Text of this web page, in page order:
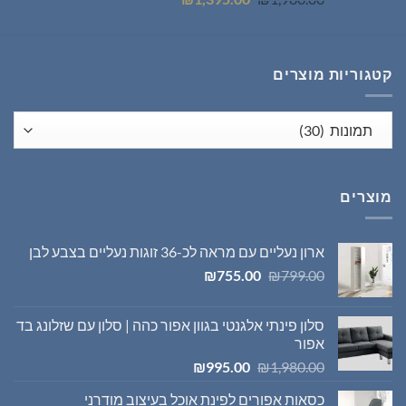
קטגוריות מוצרים
מוצרים
ארון נעליים עם מראה לכ-36 זוגות נעליים בצבע לבן
₪799.00
המחיר
₪799.00.
₪755.00
המחיר
₪755.00.
סלון פינתי אלגנטי בגוון אפור כהה | סלון עם שזלונג בד
אפור
₪1,980.00
המחיר ₪995.00
המחיר
כסאות אפורים לפינת אוכל בעיצוב מודרני